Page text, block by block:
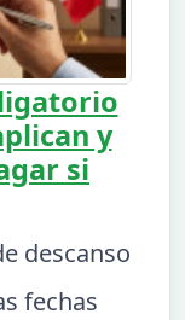
y
si
descanso
fechas